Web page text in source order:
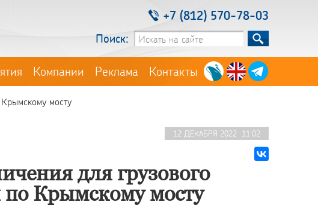
+7 (812) 570-78-03
Поиск:
Компании Реклама Контакты
мосту
12 ДЕКАБРЯ 2022 11:02
для грузового
Крымскому мосту